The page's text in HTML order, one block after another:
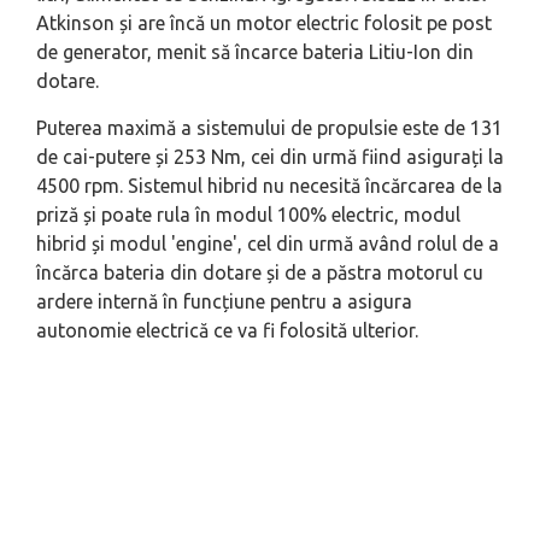
Atkinson și are încă un motor electric folosit pe post
de generator, menit să încarce bateria Litiu-Ion din
dotare.
Puterea maximă a sistemului de propulsie este de 131
de cai-putere și 253 Nm, cei din urmă fiind asigurați la
4500 rpm. Sistemul hibrid nu necesită încărcarea de la
priză și poate rula în modul 100% electric, modul
hibrid și modul 'engine', cel din urmă având rolul de a
încărca bateria din dotare și de a păstra motorul cu
ardere internă în funcțiune pentru a asigura
autonomie electrică ce va fi folosită ulterior.